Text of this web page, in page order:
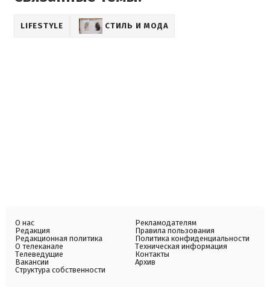
LIFESTYLE СТИЛЬ И МОДА
О нас
Редакция
Редакционная политика
О телеканале
Телеведущие
Вакансии
Структура собственности
Рекламодателям
Правила пользования
Политика конфиденциальности
Техническая информация
Контакты
Архив